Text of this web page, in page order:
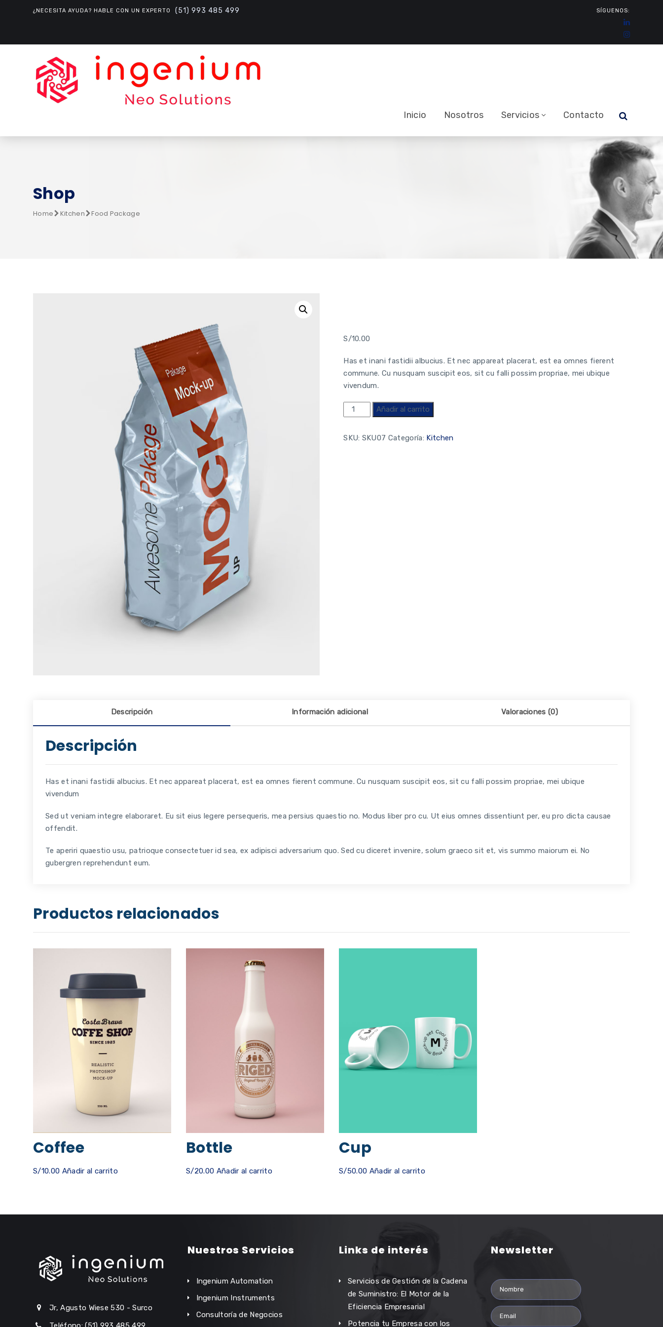
¿NECESITA AYUDA? HABLE CON UN EXPERTO (51) 993 485 499 SÍGUENOS:
Inicio Nosotros Servicios Contacto
Shop
Home Kitchen Food Package
S/10.00
Has et inani fastidii albucius. Et nec appareat placerat, est ea omnes fierent
commune. Cu nusquam suscipit eos, sit cu falli possim propriae, mei ubique
vivendum.
Añadir al carrito
SKU: SKU07 Categoría: Kitchen
Descripción Información adicional Valoraciones (0)
Descripción
Has et inani fastidii albucius. Et nec appareat placerat, est ea omnes fierent commune. Cu nusquam suscipit eos, sit cu falli possim propriae, mei ubique
vivendum
Sed ut veniam integre elaboraret. Eu sit eius legere persequeris, mea persius quaestio no. Modus liber pro cu. Ut eius omnes dissentiunt per, eu pro dicta causae
offendit.
Te aperiri quaestio usu, patrioque consectetuer id sea, ex adipisci adversarium quo. Sed cu diceret invenire, solum graeco sit et, vis summo maiorum ei. No
gubergren reprehendunt eum.
Productos relacionados
Coffee
S/10.00 Añadir al carrito
Bottle
S/20.00 Añadir al carrito
Cup
S/50.00 Añadir al carrito
Jr, Agusto Wiese 530 - Surco
Nuestros Servicios
Ingenium Automation
Ingenium Instruments
Consultoría de Negocios
Links de interés
Servicios de Gestión de la Cadena
de Suministro: El Motor de la
Eficiencia Empresarial
Potencia tu Empresa con los
Newsletter